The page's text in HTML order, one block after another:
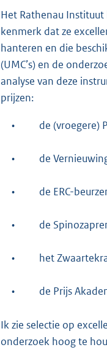
Het Rathenau
kenmerk dat ze
hanteren en die
(UMC’s) en de
analyse van deze
prijzen:
• de (vroegere)
• de
• de ERC-
• de
• het
• de Prijs
Ik zie selectie op
onderzoek hoog te